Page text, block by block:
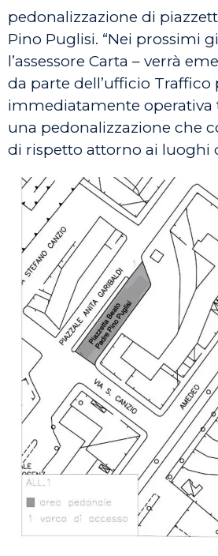
pedonalizzazione di
Pino Puglisi. “Nei prossimi
l’assessore Carta – verrà
da parte dell’ufficio Traffico
immediatamente operativa
una pedonalizzazione che
di rispetto attorno ai luoghi